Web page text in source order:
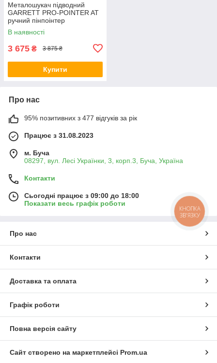
Металошукач підводний
GARRETT PRO-POINTER AT
ручний пінпоінтер
металодетектор
Помаранчевий
В наявності
3 675 ₴ 3 875 ₴
Купити
Про нас
95% позитивних з 477 відгуків за рік
Працює з 31.08.2023
м. Буча
08297, вул. Лесі Українки, 3, корп.3, Буча, Україна
Контакти
Сьогодні працює з 09:00 до 18:00
Показати весь графік роботи
Про нас
Контакти
Доставка та оплата
Графік роботи
Повна версія сайту
Сайт створено на маркетплейсі Prom.ua
КНОПКА
ЗВ'ЯЗКУ